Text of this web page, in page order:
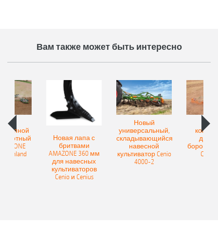
Вам также может быть интересно
Onland
Новая лапа с
бритвами
AMAZONE 360 мм
для навесных
культиваторов
Cenio и Cenius
Новый
универсальный,
складывающийся
навесной
культиватор Cenio
4000-2
бороны